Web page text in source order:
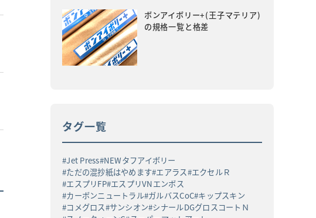
ボンアイボリー+(王子マテリア)
の規格一覧と格差
タグ一覧
Jet Press NEWタフアイボリー
ただの混抄紙はやめます エアラス エクセルＲ
エスプリFP エスプリVNエンボス
カーボンニュートラル ガルバスCoC キップスキン
コメグロス サンシオン シナールDGグロスコートＮ